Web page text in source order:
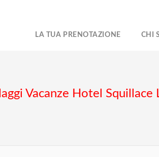
LA TUA PRENOTAZIONE CHI
Vacanze Hotel Squillace